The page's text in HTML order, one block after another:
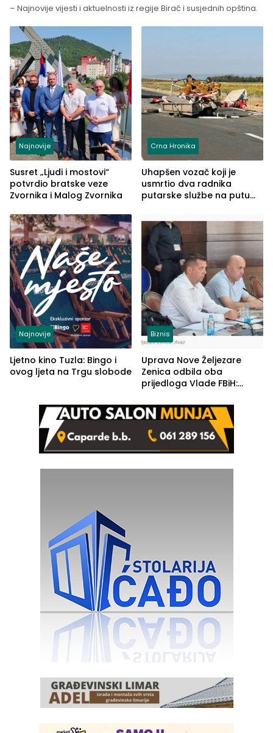
– Najnovije vijesti i aktuelnosti iz regije Birač i susjednih opština.
Najnovije
Susret „Ljudi i mostovi“
potvrdio bratske veze
Zvornika i Malog Zvornika
Crna Hronika
Uhapšen vozač koji je
usmrtio dva radnika
putarske službe na putu
(FOTO)
Najnovije
Ljetno kino Tuzla: Bingo i
ovog ljeta na Trgu slobode
Biznis
Uprava Nove Željezare
Zenica odbila oba
prijedloga Vlade FBiH:
rješenje